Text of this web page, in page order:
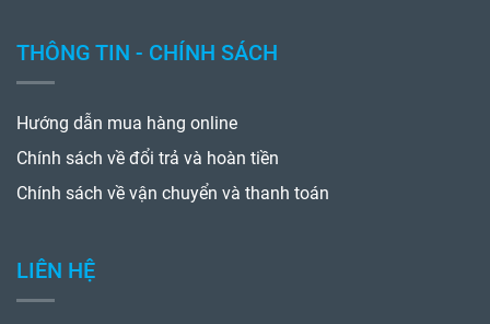
THÔNG TIN - CHÍNH SÁCH
Hướng dẫn mua hàng online
Chính sách về đổi trả và hoàn tiền
Chính sách về vận chuyển và thanh toán
LIÊN HỆ